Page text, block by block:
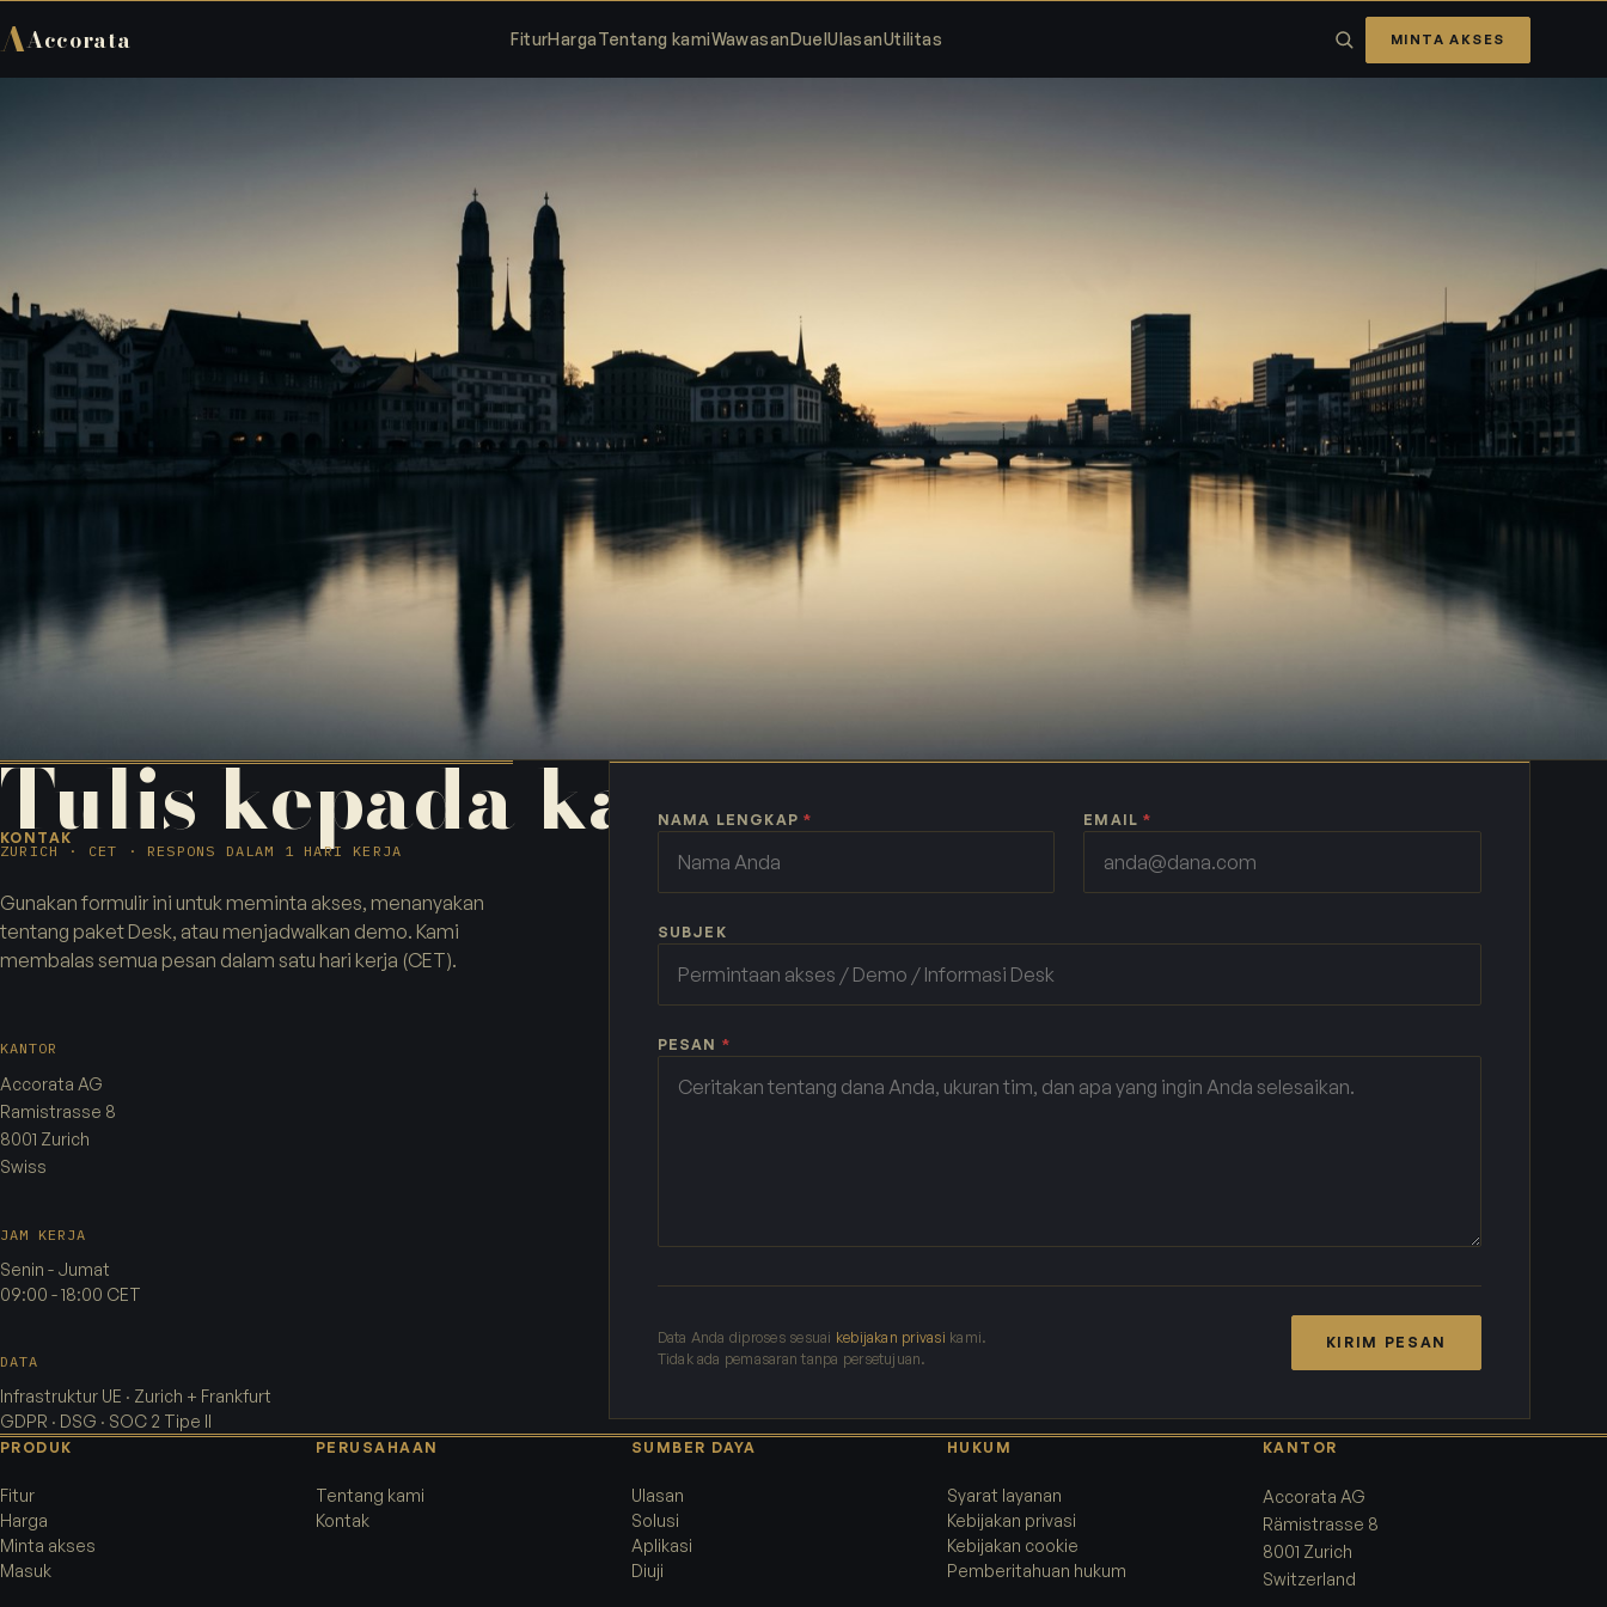
AAccorata FiturHargaTentang kamiWawasanDuelUlasanUtilitas MINTA AKSES
Tulis kepada kami.
ZURICH · CET · RESPONS DALAM 1 HARI KERJA
KONTAK
Gunakan formulir ini untuk meminta akses, menanyakan
tentang paket Desk, atau menjadwalkan demo. Kami
membalas semua pesan dalam satu hari kerja (CET).
KANTOR
Accorata AG
Ramistrasse 8
8001 Zurich
Swiss
JAM KERJA
Senin - Jumat
09:00 - 18:00 CET
DATA
Infrastruktur UE · Zurich + Frankfurt
GDPR · DSG · SOC 2 Tipe II
NAMA LENGKAP* EMAIL*
SUBJEK
PESAN *
Data Anda diproses sesuai kebijakan privasi kami.
Tidak ada pemasaran tanpa persetujuan.
KIRIM PESAN
PRODUK
Fitur
Harga
Minta akses
Masuk
PERUSAHAAN
Tentang kami
Kontak
SUMBER DAYA
Ulasan
Solusi
Aplikasi
Diuji
HUKUM
Syarat layanan
Kebijakan privasi
Kebijakan cookie
Pemberitahuan hukum
KANTOR
Accorata AG
Rämistrasse 8
8001 Zurich
Switzerland